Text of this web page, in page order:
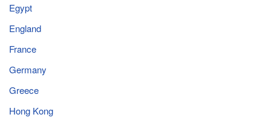
Egypt
England
France
Germany
Greece
Hong Kong